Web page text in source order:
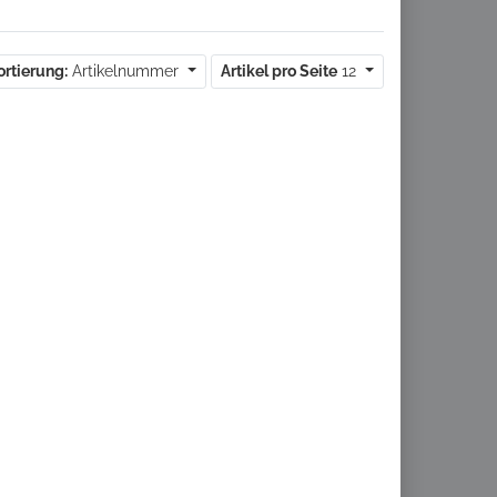
Artikelnummer Artikel pro Seite 12